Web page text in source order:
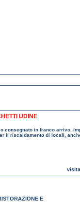
UDINE
consegnato in franco arrivo.
il riscaldamento di locali,
E